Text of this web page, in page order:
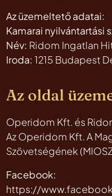
Az üzemeltető adatai:
Kamarai nyilvántartási
Név: Ridom Ingatlan
Iroda: 1215 Budapest
Az oldal
Operidom Kft. és
Az Operidom Kft. A
Szövetségének
Facebook:
https://